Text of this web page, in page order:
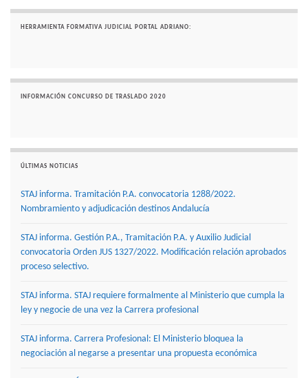
HERRAMIENTA FORMATIVA JUDICIAL PORTAL ADRIANO:
INFORMACIÓN CONCURSO DE TRASLADO 2020
ÚLTIMAS NOTICIAS
STAJ informa. Tramitación P.A. convocatoria 1288/2022.
Nombramiento y adjudicación destinos Andalucía
STAJ informa. Gestión P.A., Tramitación P.A. y Auxilio Judicial
convocatoria Orden JUS 1327/2022. Modificación relación aprobados
proceso selectivo.
STAJ informa. STAJ requiere formalmente al Ministerio que cumpla la
ley y negocie de una vez la Carrera profesional
STAJ informa. Carrera Profesional: El Ministerio bloquea la
negociación al negarse a presentar una propuesta económica